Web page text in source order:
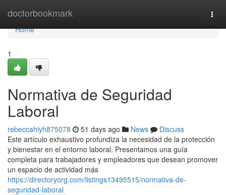
doctorbookmark
Home
Home
1
Normativa de Seguridad
Laboral
rebeccahiyh875078 51 days ago News
Discuss
Este artículo exhaustivo profundiza la necesidad de la protección
y bienestar en el entorno laboral. Presentamos una guía
completa para trabajadores y empleadores que desean promover
un espacio de actividad más
https://directoryorg.com/listings13495515/normativa-de-
seguridad-laboral